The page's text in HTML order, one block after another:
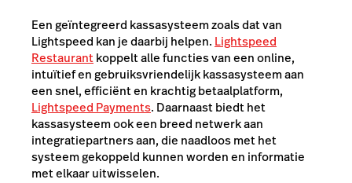
Een geïntegreerd kassasysteem zoals dat van
Lightspeed kan je daarbij helpen. Lightspeed
Restaurantkoppelt alle functies van een online,
intuïtief en gebruiksvriendelijk kassasysteem aan
een snel, efficiënt en krachtig betaalplatform,
Lightspeed Payments. Daarnaast biedt het
kassasysteem ook een breed netwerk aan
integratiepartners aan, die naadloos met het
systeem gekoppeld kunnen worden en informatie
met elkaar uitwisselen.